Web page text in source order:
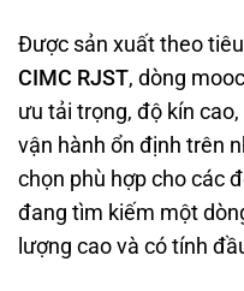
Được sản xuất theo
CIMC RJST, dòng
ưu tải trọng, độ kín
vận hành ổn định trên
chọn phù hợp cho các
đang tìm kiếm một
lượng cao và có tính